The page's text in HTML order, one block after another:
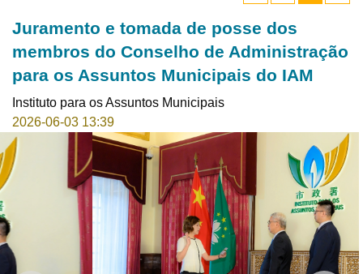
Juramento e tomada de posse dos
membros do Conselho de Administração
para os Assuntos Municipais do IAM
Instituto para os Assuntos Municipais
2026-06-03 13:39